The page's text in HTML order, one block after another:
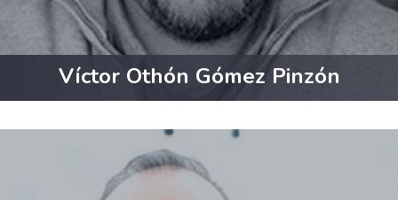
Víctor Othón Gómez Pinzón